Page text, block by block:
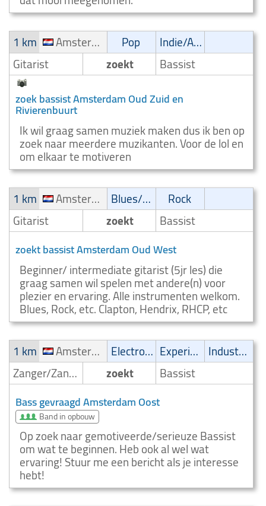
1 km
Amsterdam Oud Zuid en Rivierenbuurt Pop
Indie/Alternative
Gitarist
zoekt Bassist
zoek bassist Amsterdam Oud Zuid en
Rivierenbuurt
Ik wil graag samen muziek maken dus ik ben op
zoek naar meerdere muzikanten. Voor de lol en
om elkaar te motiveren
1 km
Amsterdam Oud West Blues/Swing
Rock
Gitarist
zoekt Bassist
zoekt bassist Amsterdam Oud West
Beginner/ intermediate gitarist (5jr les) die
graag samen wil spelen met andere(n) voor
plezier en ervaring. Alle instrumenten welkom.
Blues, Rock, etc. Clapton, Hendrix, RHCP, etc
1 km
Amsterdam Oost Electronic Experimental
Industrial
Zanger/Zangeres
zoekt Bassist
Bass gevraagd Amsterdam Oost
Band in opbouw
Op zoek naar gemotiveerde/serieuze Bassist
om wat te beginnen. Heb ook al wel wat
ervaring! Stuur me een bericht als je interesse
hebt!